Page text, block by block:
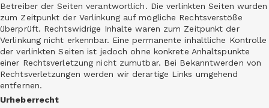
Betreiber der Seiten verantwortlich. Die verlinkten Seiten wurden
zum Zeitpunkt der Verlinkung auf mögliche Rechtsverstöße
überprüft. Rechtswidrige Inhalte waren zum Zeitpunkt der
Verlinkung nicht erkennbar. Eine permanente inhaltliche Kontrolle
der verlinkten Seiten ist jedoch ohne konkrete Anhaltspunkte
einer Rechtsverletzung nicht zumutbar. Bei Bekanntwerden von
Rechtsverletzungen werden wir derartige Links umgehend
entfernen.
Urheberrecht